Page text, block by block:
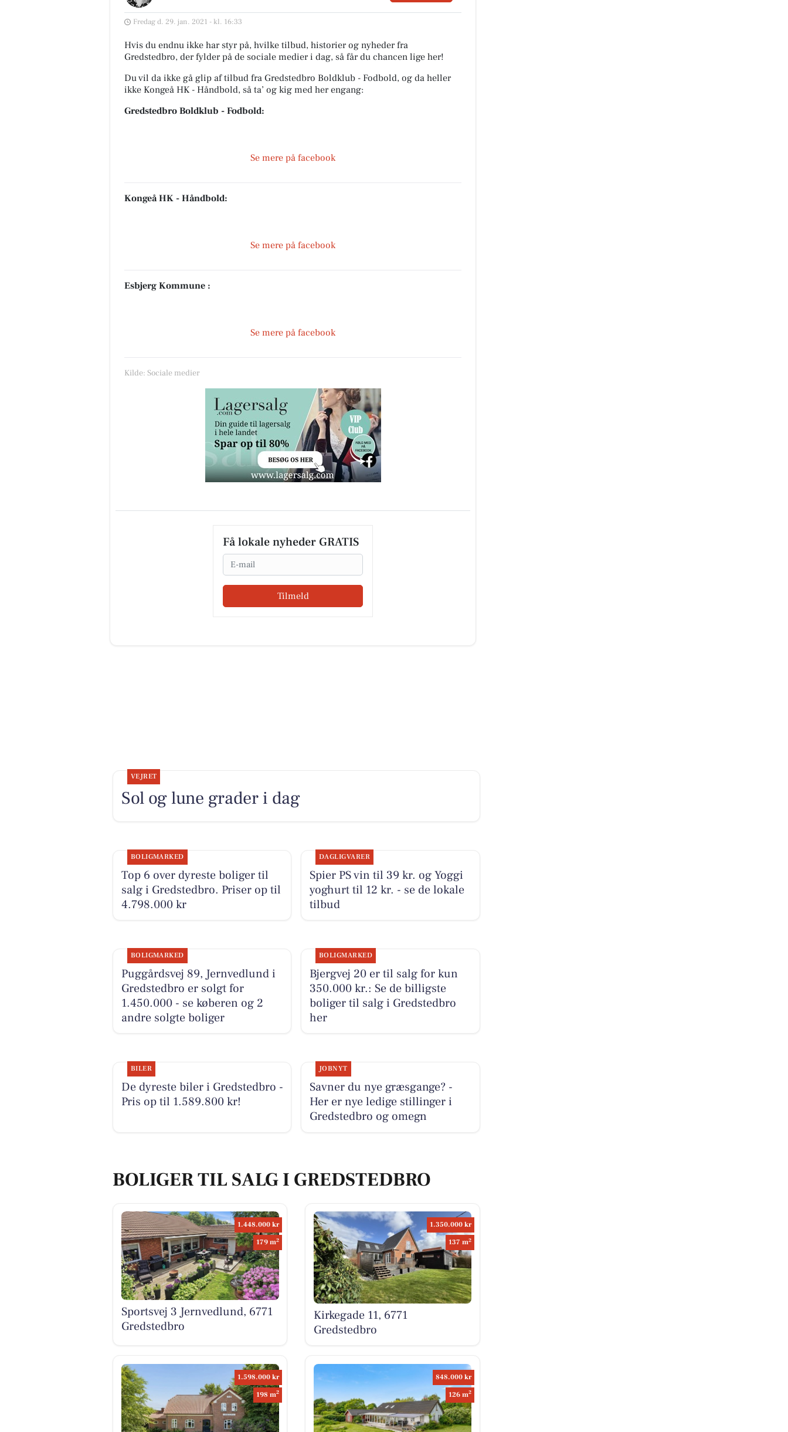
Fredag d. 29. jan. 2021 - kl. 16:33
Hvis du endnu ikke har styr på, hvilke tilbud, historier og nyheder fra
Gredstedbro, der fylder på de sociale medier i dag, så får du chancen lige her!
Du vil da ikke gå glip af tilbud fra Gredstedbro Boldklub - Fodbold, og da heller
ikke Kongeå HK - Håndbold, så ta’ og kig med her engang:
Gredstedbro Boldklub - Fodbold:
Se mere på facebook
Kongeå HK - Håndbold:
Se mere på facebook
Esbjerg Kommune :
Se mere på facebook
Kilde: Sociale medier
Få lokale nyheder GRATIS
Email
Tilmeld
VEJRET
Sol og lune grader i dag
BOLIGMARKED
Top 6 over dyreste boliger til
salg i Gredstedbro. Priser op til
4.798.000 kr
DAGLIGVARER
Spier PS vin til 39 kr. og Yoggi
yoghurt til 12 kr. - se de lokale
tilbud
BOLIGMARKED
Puggårdsvej 89, Jernvedlund i
Gredstedbro er solgt for
1.450.000 - se køberen og 2
andre solgte boliger
BOLIGMARKED
Bjergvej 20 er til salg for kun
350.000 kr.: Se de billigste
boliger til salg i Gredstedbro
her
BILER
De dyreste biler i Gredstedbro -
Pris op til 1.589.800 kr!
JOBNYT
Savner du nye græsgange? -
Her er nye ledige stillinger i
Gredstedbro og omegn
BOLIGER TIL SALG I GREDSTEDBRO
1.448.000 kr
179 m2
Sportsvej 3 Jernvedlund, 6771
Gredstedbro
1.350.000 kr
137 m2
Kirkegade 11, 6771
Gredstedbro
1.598.000 kr
198 m2
848.000 kr
126 m2